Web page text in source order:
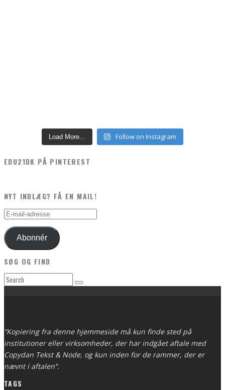
Load More... Follow on Instagram
EDU21DK PÅ PINTEREST
NYT INDLÆG? FÅ EN MAIL!
E-
mail-
adresseAbonnér
SØG OG FIND
”Kopiering fra denne hjemmeside må kun finde sted på
institutioner eller virksomheder, der har indgået aftale med
Copydan Tekst & Node, og kun inden for de rammer, der er
nævnt i aftalen”.
TAGS